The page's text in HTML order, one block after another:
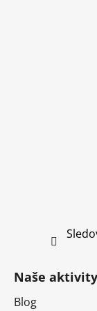
Naše aktivity
Blog